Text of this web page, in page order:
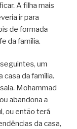
A filha mais
ir para
de formada
da família.
um
casa da família.
Mohammad
abandona a
ou então terá
da casa,